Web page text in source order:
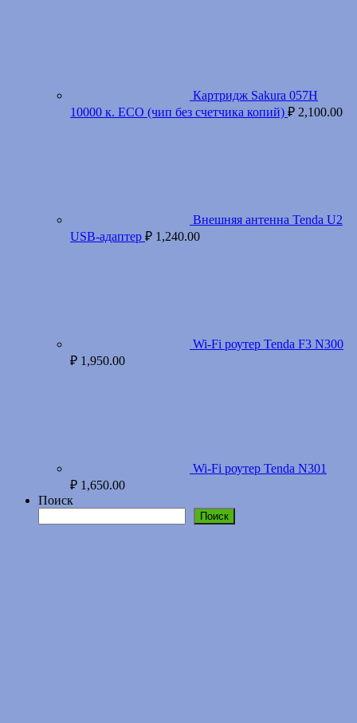
Картридж Sakura 057H
10000 к. ECO (чип без счетчика копий) ₽ 2,100.00
Внешняя антенна Tenda U2
USB-адаптер ₽ 1,240.00
Wi-Fi роутер Tenda F3 N300
₽ 1,950.00
Wi-Fi роутер Tenda N301
₽ 1,650.00
Поиск
Поиск